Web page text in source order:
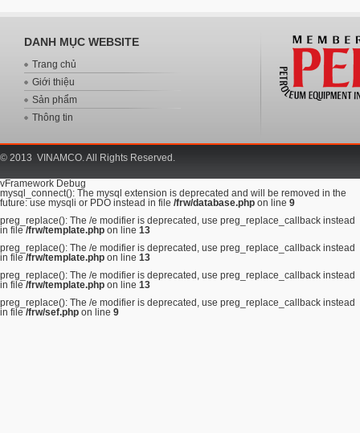
DANH MỤC WEBSITE
Trang chủ
Giới thiệu
Sản phẩm
Thông tin
© 2013 VINAMCO. All Rights Reserved.
vFramework Debug
mysql_connect(): The mysql extension is deprecated and will be removed in the
future: use mysqli or PDO instead in file /frw/database.php on line 9
preg_replace(): The /e modifier is deprecated, use preg_replace_callback instead
in file /frw/template.php on line 13
preg_replace(): The /e modifier is deprecated, use preg_replace_callback instead
in file /frw/template.php on line 13
preg_replace(): The /e modifier is deprecated, use preg_replace_callback instead
in file /frw/template.php on line 13
preg_replace(): The /e modifier is deprecated, use preg_replace_callback instead
in file /frw/sef.php on line 9